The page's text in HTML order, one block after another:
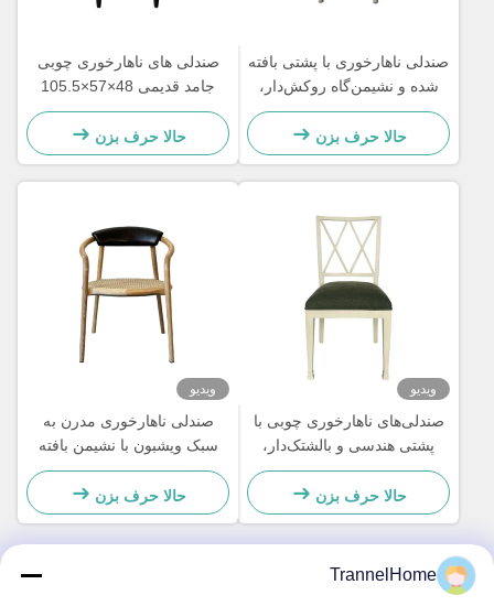
صندلی ناهارخوری با پشتی بافته
شده و نشیمن‌گاه روکش‌دار،
تمیز کردن آسان و راحت برای
اتاق غذاخوری
حالا حرف بزن
صندلی های ناهارخوری چوبی
جامد قدیمی 48×57×105.5
سانتی متر نرم با پشتی نردبانی
منبت کاری شده
حالا حرف بزن
ویدیو
صندلی‌های ناهارخوری چوبی با
پشتی هندسی و بالشتک‌دار،
مقاوم در برابر رطوبت
حالا حرف بزن
ویدیو
صندلی ناهارخوری مدرن به
سبک ویشبون با نشیمن بافته
شده و پشتی چرمی
حالا حرف بزن
TrannelHome